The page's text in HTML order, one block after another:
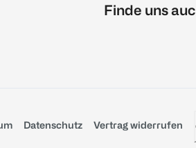
Finde uns
Datenschutz Vertrag widerrufen